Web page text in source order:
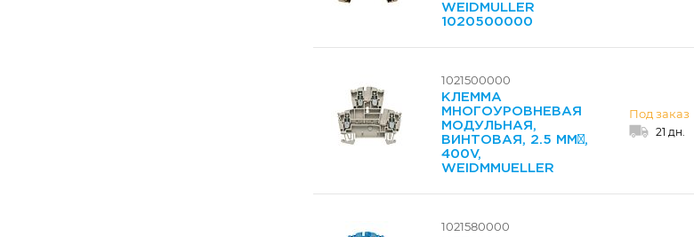
WEIDMULLER
1020500000
1021500000
КЛЕММА
МНОГОУРОВНЕВАЯ
МОДУЛЬНАЯ,
ВИНТОВАЯ, 2.5 MM²,
400V,
WEIDMMUELLER
Под заказ
21 дн.
1021580000